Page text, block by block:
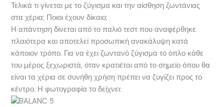
Τελικά τι γίνεται με το ζύγισμα και την αίσθηση ζωντάνιας
στα χέρια; Ποιοι έχουν δίκαιο;
Η απάντηση δίνεται από το παλιό τεστ που αναφέρθηκε
πλαιότερα και αποτελεί προσωπική ανακάλυψη κατά
κάποιον τρόπο. Για να έχει ζωντανό ζύγισμα το όπλο κάθε
του μέρος ξεχωριστά, όταν κρατιέται από το σημείο όπου θα
είναι τα χέρια σε συνήθη χρήση πρέπει να ζυγίζει προς το
κέντρο. Η φωτογραφία το δείχνει: